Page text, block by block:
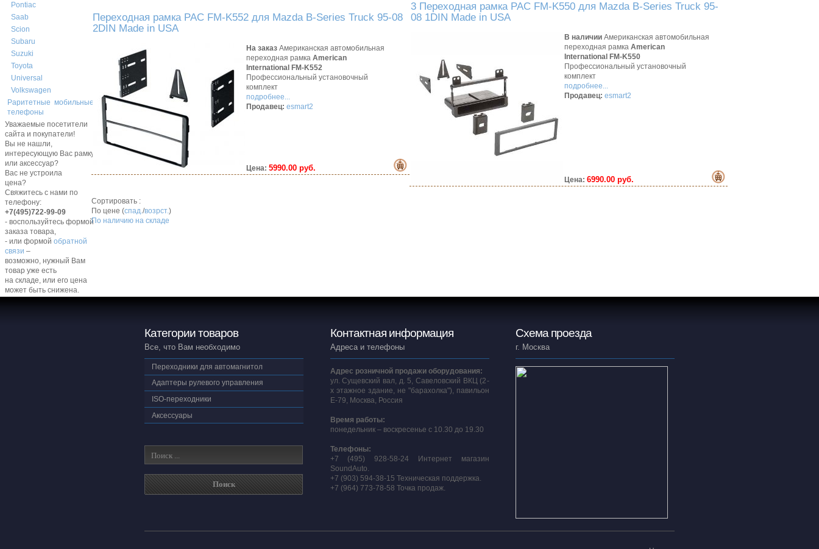
Pontiac
Saab
Scion
Subaru
Suzuki
Toyota
Universal
Volkswagen
Раритетные мобильные
телефоны
Уважаемые посетители
сайта и покупатели!
Вы не нашли,
интересующую Вас рамку,
или аксессуар?
Вас не устроила
цена?
Свяжитесь с нами по
телефону:
+7(495)722-99-09
- воспользуйтесь формой
заказа товара,
- или формой обратной
связи –
возможно, нужный Вам
товар уже есть
на складе, или его цена
может быть снижена.
Переходная рамка PAC FM-K552 для Mazda B-Series Truck 95-08
2DIN Made in USA
На заказ Американская автомобильная
переходная рамка American
International FM-K552
Профессиональный установочный
комплект
подробнее...
Продавец: esmart2
Цена: 5990.00 руб.
3 Переходная рамка PAC FM-K550 для Mazda B-Series Truck 95-
08 1DIN Made in USA
В наличии Американская автомобильная
переходная рамка American
International FM-K550
Профессиональный установочный
комплект
подробнее...
Продавец: esmart2
Цена: 6990.00 руб.
Сортировать :
По цене (спад./возрст.)
По наличию на складе
Категории товаров
Все, что Вам необходимо
Переходники для автомагнитол
Адаптеры рулевого управления
ISO-переходники
Аксессуары
Контактная информация
Адреса и телефоны
Адрес розничной продажи оборудования:
ул. Сущевский вал, д. 5, Савеловский ВКЦ (2-
х этажное здание, не "барахолка"), павильон
E-79, Москва, Россия
Время работы:
понедельник – воскресенье с 10.30 до 19.30
Телефоны:
+7 (495) 928-58-24 Интернет магазин
SoundAuto.
+7 (903) 594-38-15 Техническая поддержка.
+7 (964) 773-78-58 Точка продаж.
Схема проезда
г. Москва